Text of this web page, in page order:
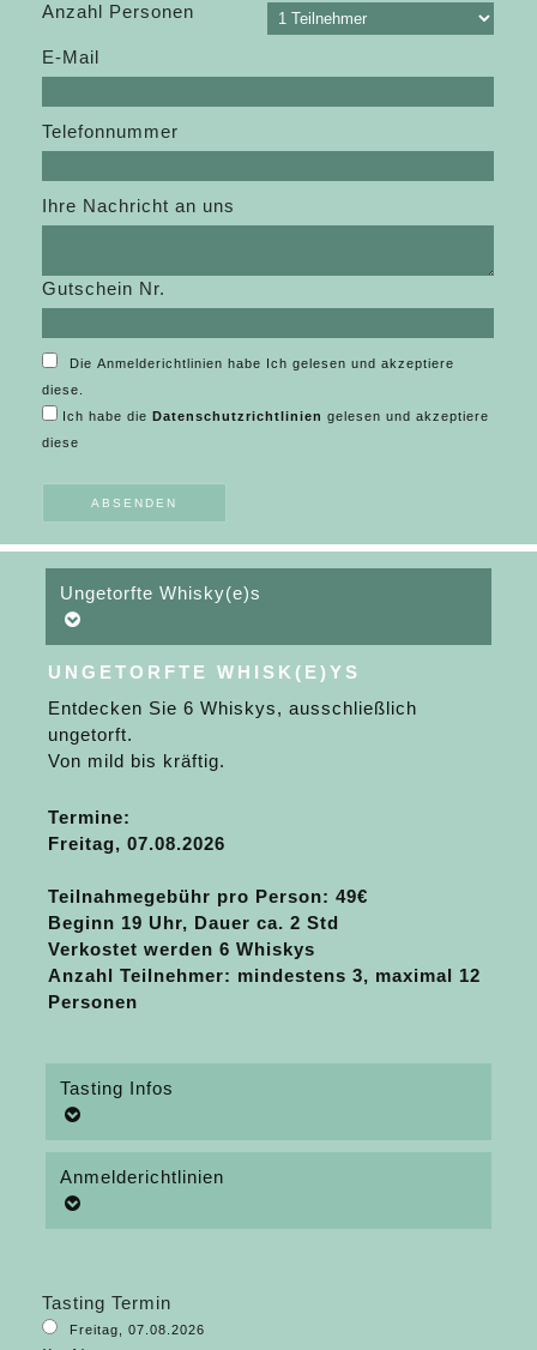
Anzahl Personen
E-Mail
Telefonnummer
Ihre Nachricht an uns
Gutschein Nr.
Die Anmelderichtlinien habe Ich gelesen und akzeptiere
diese.
Ich habe die Datenschutzrichtlinien gelesen und akzeptiere
diese
Ungetorfte Whisky(e)s
UNGETORFTE WHISK(E)YS
Entdecken Sie 6 Whiskys, ausschließlich
ungetorft.
Von mild bis kräftig.
Termine:
Freitag, 07.08.2026
Teilnahmegebühr pro Person: 49€
Beginn 19 Uhr, Dauer ca. 2 Std
Verkostet werden 6 Whiskys
Anzahl Teilnehmer: mindestens 3, maximal 12
Personen
Tasting Infos
Anmelderichtlinien
Tasting Termin
Freitag, 07.08.2026